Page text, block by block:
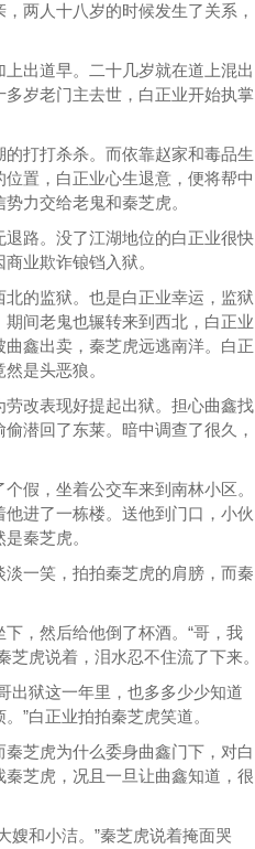
两人十八岁的时候发生了关系，
出道早。二十几岁就在道上混出
岁老门主去世，白正业开始执掌
打打杀杀。而依靠赵家和毒品生
置，白正业心生退意，便将帮中
力交给老鬼和秦芝虎。
路。没了江湖地位的白正业很快
业欺诈锒铛入狱。
的监狱。也是白正业幸运，监狱
间老鬼也辗转来到西北，白正业
鑫出卖，秦芝虎远逃南洋。白正
是头恶狼。
改表现好提起出狱。担心曲鑫找
潜回了东莱。暗中调查了很久，
，坐着公交车来到南林小区。
进了一栋楼。送他到门口，小伙
秦芝虎。
一笑，拍拍秦芝虎的肩膀，而秦
，然后给他倒了杯酒。“哥，我
芝虎说着，泪水忍不住流了下来。
狱这一年里，也多多少少知道
”白正业拍拍秦芝虎笑道。
芝虎为什么委身曲鑫门下，对白
芝虎，况且一旦让曲鑫知道，很
和小洁。”秦芝虎说着掩面哭